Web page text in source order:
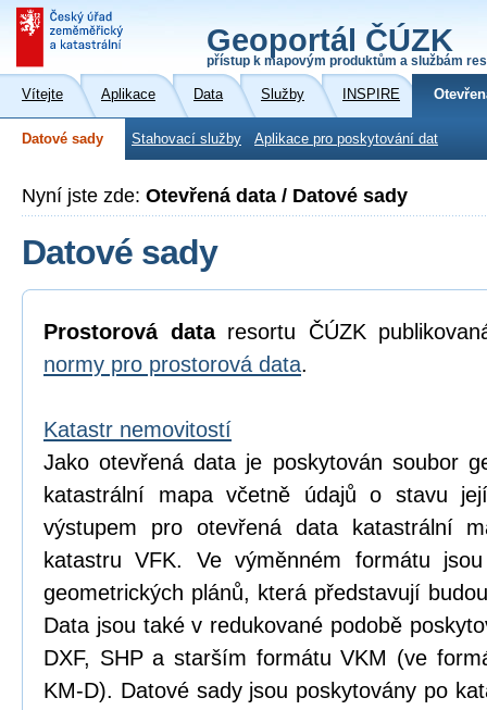
Geoportál ČÚZK
přístup k mapovým produktům a službám
Vítejte Aplikace Data Služby INSPIRE
Datové sady Stahovací služby Aplikace pro poskytování dat
Nyní jste zde: Otevřená data / Datové sady
Datové sady
Prostorová data resortu ČÚZK
normy pro prostorová data.
Katastr nemovitostí
Jako otevřená data je poskytován soubor
katastrální mapa včetně údajů o stavu
výstupem pro otevřená data katastrální
katastru VFK. Ve výměnném formátu
geometrických plánů, která představují
Data jsou také v redukované podobě
DXF, SHP a starším formátu VKM (ve
KM-D). Datové sady jsou poskytovány po